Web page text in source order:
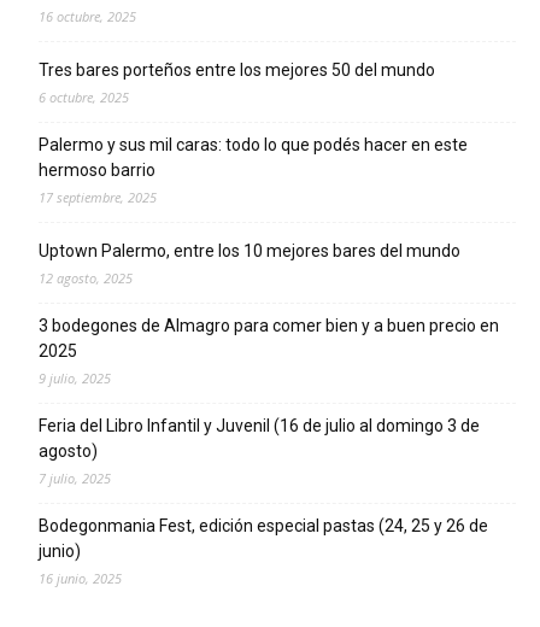
16 octubre, 2025
Tres bares porteños entre los mejores 50 del mundo
6 octubre, 2025
Palermo y sus mil caras: todo lo que podés hacer en este
hermoso barrio
17 septiembre, 2025
Uptown Palermo, entre los 10 mejores bares del mundo
12 agosto, 2025
3 bodegones de Almagro para comer bien y a buen precio en
2025
9 julio, 2025
Feria del Libro Infantil y Juvenil (16 de julio al domingo 3 de
agosto)
7 julio, 2025
Bodegonmania Fest, edición especial pastas (24, 25 y 26 de
junio)
16 junio, 2025